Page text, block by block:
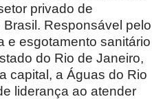
privado de
Responsável pelo
e esgotamento sanitário
do Rio de Janeiro,
capital, a Águas do Rio
liderança ao atender